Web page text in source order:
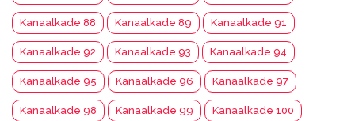
Kanaalkade 88 Kanaalkade 89 Kanaalkade 91
Kanaalkade 92 Kanaalkade 93 Kanaalkade 94
Kanaalkade 95 Kanaalkade 96 Kanaalkade 97
Kanaalkade 98 Kanaalkade 99 Kanaalkade 100